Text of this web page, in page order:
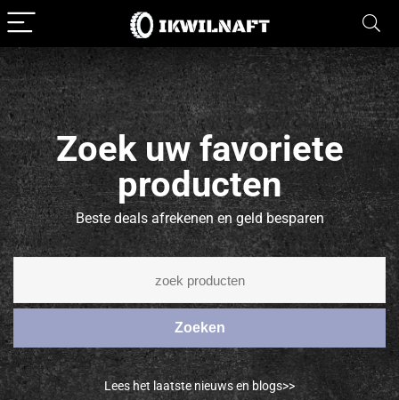
Zoek uw favoriete
producten
Beste deals afrekenen en geld besparen
Zoeken
Lees het laatste nieuws en blogs>>